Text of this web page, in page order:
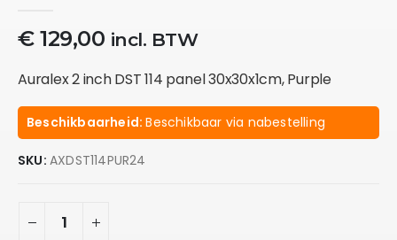
€129,00 incl. BTW
Auralex 2 inch DST 114 panel 30x30x1cm, Purple
Beschikbaarheid:Beschikbaar via nabestelling
SKU: AXDST114PUR24